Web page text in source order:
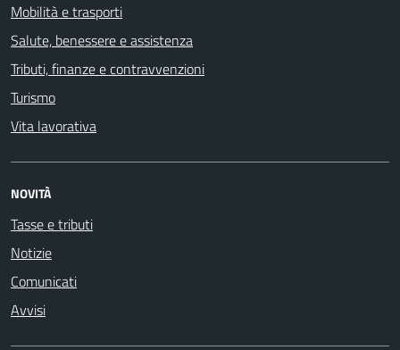
Mobilità e trasporti
Salute, benessere e assistenza
Tributi, finanze e contravvenzioni
Turismo
Vita lavorativa
NOVITÀ
Tasse e tributi
Notizie
Comunicati
Avvisi